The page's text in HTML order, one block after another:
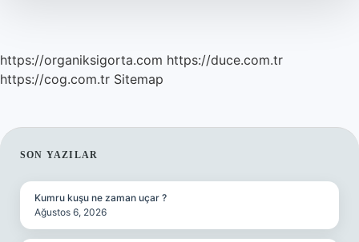
https://organiksigorta.com https://duce.com.tr
https://cog.com.tr Sitemap
SIDEBAR
SON YAZILAR
Kumru kuşu ne zaman uçar ?
Ağustos 6, 2026